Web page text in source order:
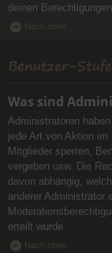
deinen
Nach oben
Benutzer-
Was sind
Administratoren
jede Art von Aktion im
Mitglieder sperren,
vergeben usw. Die
davon abhängig,
anderer Administrator
erteilt wurde.
Nach oben